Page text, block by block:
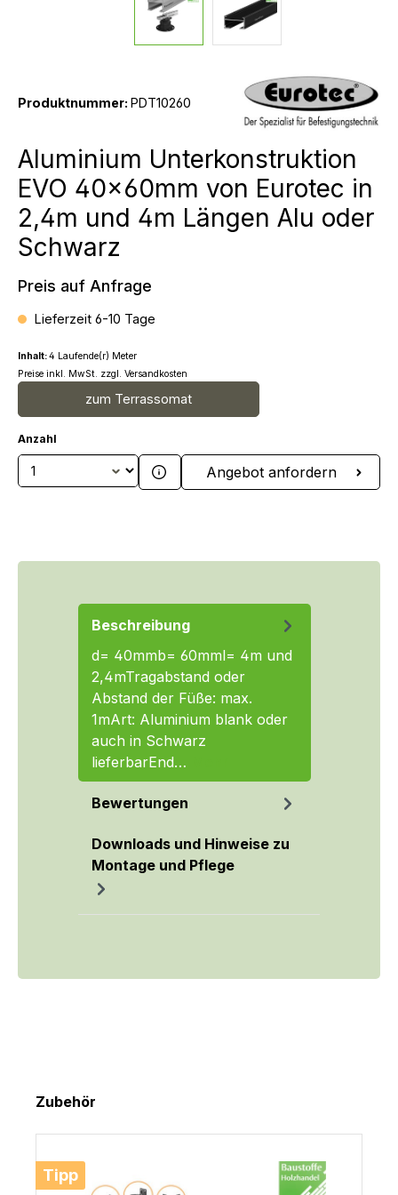
Produktnummer: PDT10260
Aluminium Unterkonstruktion
EVO 40x60mm von Eurotec in
2,4m und 4m Längen Alu oder
Schwarz
Preis auf Anfrage
Lieferzeit 6-10 Tage
Inhalt:4 Laufende(r) Meter
Preise inkl. MwSt. zzgl. Versandkosten
zum Terrassomat
Anzahl
Produkt Anzahl: Gib denAngebot anfordern
Beschreibung
d= 40mmb= 60mml= 4m und
2,4mTragabstand oder
Abstand der Füße: max.
1mArt: Aluminium blank oder
auch in Schwarz
lieferbarEnd…
Bewertungen
Downloads und Hinweise zu
Montage und Pflege
Produktgalerie überspringen
Zubehör
Tipp